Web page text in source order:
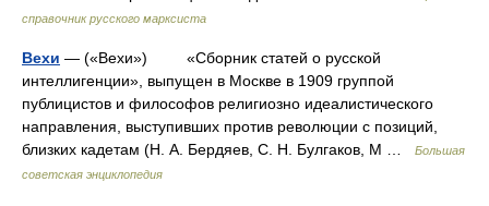
справочник русского марксиста
Вехи — («Вехи») «Сборник статей о русской
интеллигенции», выпущен в Москве в 1909 группой
публицистов и философов религиозно идеалистического
направления, выступивших против революции с позиций,
близких кадетам (Н. А. Бердяев, С. Н. Булгаков, М …
Большая
советская энциклопедия